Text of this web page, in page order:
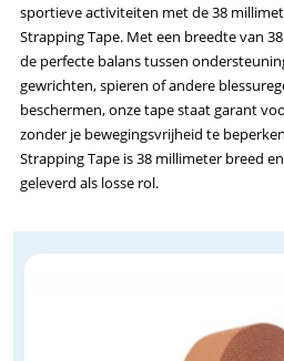
sportieve activiteiten met de 38
Strapping Tape. Met een breedte van
de perfecte balans tussen
gewrichten, spieren of andere
beschermen, onze tape staat garant
zonder je bewegingsvrijheid te
Strapping Tape is 38 millimeter breed
geleverd als losse rol.